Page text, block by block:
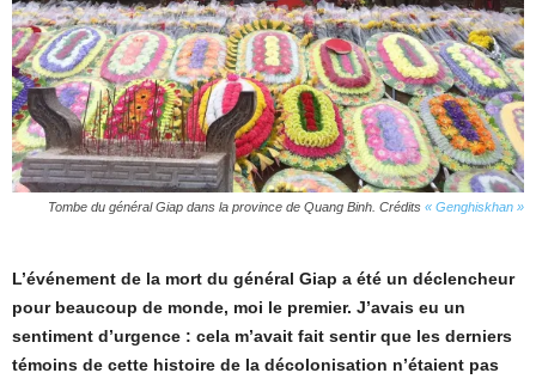
Tombe du général Giap dans la province de Quang Binh. Crédits « Genghiskhan »
L’événement de la mort du général Giap a été un déclencheur
pour beaucoup de monde, moi le premier. J’avais eu un
sentiment d’urgence : cela m’avait fait sentir que les derniers
témoins de cette histoire de la décolonisation n’étaient pas